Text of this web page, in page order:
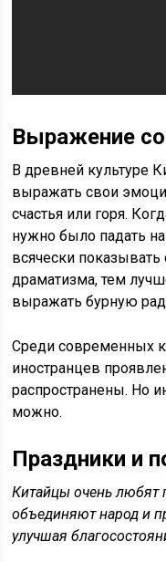
Выражение
В древней культуре
выражать свои
счастья или горя.
нужно было падать
всячески
драматизма, тем
выражать бурную
Среди современных
иностранцев
распространены. Но
можно.
Праздники и
Китайцы очень любят
объединяют народ и
улучшая